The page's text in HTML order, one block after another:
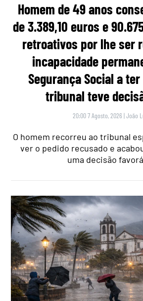
Homem de 49 anos
de 3.389,10 euros e
retroativos por lhe ser
incapacidade
Segurança Social a
tribunal teve
20:00 7 Agosto, 2026 |João
O homem recorreu ao tribunal
ver o pedido recusado e
uma decisão